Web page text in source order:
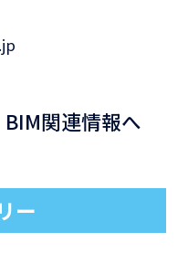
関連情報へ
ー